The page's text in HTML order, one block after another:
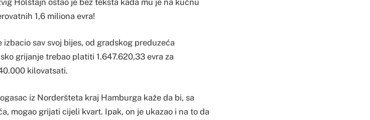
1,6 miliona evra!
sav svoj bijes, od gradskog preduzeća
grijanje trebao platiti 1.647.620,33 evra za
kilovatsati.
iz Norderšteta kraj Hamburga kaže da bi, sa
mogao grijati cijeli kvart. Ipak, on je ukazao i na to da